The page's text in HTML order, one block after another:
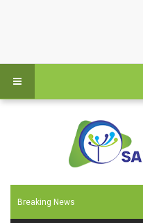
Breaking News